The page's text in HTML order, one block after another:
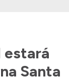
estará
Santa